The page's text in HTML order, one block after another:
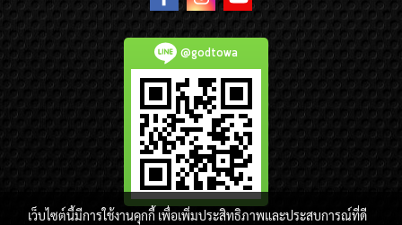
@godtowa
เว็บไซต์นี้มีการใช้งานคุกกี้ เพื่อเพิ่มประสิทธิภาพและประสบการณ์ที่ดี